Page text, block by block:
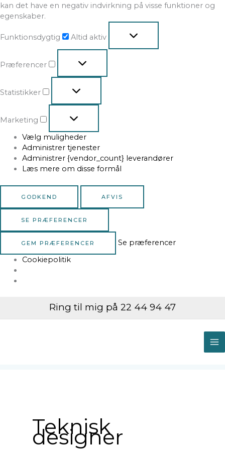
kan det have en negativ indvirkning på visse funktioner og
egenskaber.
Funktionsdygtig Altid aktiv
Præferencer
Statistikker
Marketing
Vælg muligheder
Administrer tjenester
Administrer {vendor_count} leverandører
Læs mere om disse formål
GODKEND AFVIS
SE PRÆFERENCER
GEM PRÆFERENCER
Se præferencer
Cookiepolitik
Ring til mig på 22 44 94 47
Teknisk
designer